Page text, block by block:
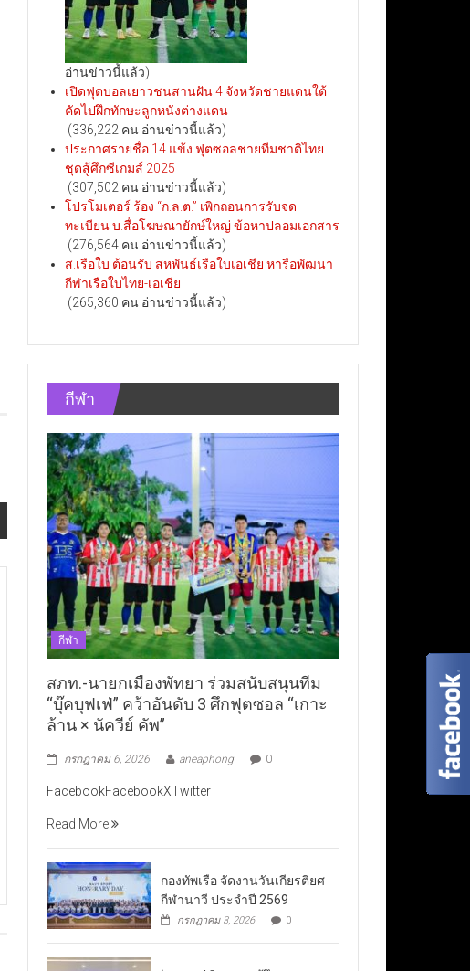
อ่านข่าวนี้แล้ว)
เปิดฟุตบอลเยาวชนสานฝัน 4 จังหวัดชายแดนใต้
คัดไปฝึกทักษะลูกหนังต่างแดน
(336,222 คน อ่านข่าวนี้แล้ว)
ประกาศรายชื่อ 14 แข้ง ฟุตซอลชายทีมชาติไทย
ชุดสู้ศึกซีเกมส์ 2025
(307,502 คน อ่านข่าวนี้แล้ว)
โปรโมเตอร์ ร้อง “ก.ล.ต.” เพิกถอนการรับจด
ทะเบียน บ.สื่อโฆษณายักษ์ใหญ่ ข้อหาปลอมเอกสาร
(276,564 คน อ่านข่าวนี้แล้ว)
ส.เรือใบ ต้อนรับ สหพันธ์เรือใบเอเชีย หารือพัฒนา
กีฬาเรือใบไทย-เอเชีย
(265,360 คน อ่านข่าวนี้แล้ว)
กีฬา
กีฬา
สภท.-นายกเมืองพัทยา ร่วมสนับสนุนทีม
“บุ๊คบุฟเฟ่” คว้าอันดับ 3 ศึกฟุตซอล “เกาะ
ล้าน × นัควีย์ คัพ”
กรกฎาคม 6, 2026 aneaphong 0
FacebookFacebookXTwitter
Read More
กองทัพเรือ จัดงานวันเกียรติยศ
กีฬานาวี ประจำปี 2569
กรกฎาคม 3, 2026 0